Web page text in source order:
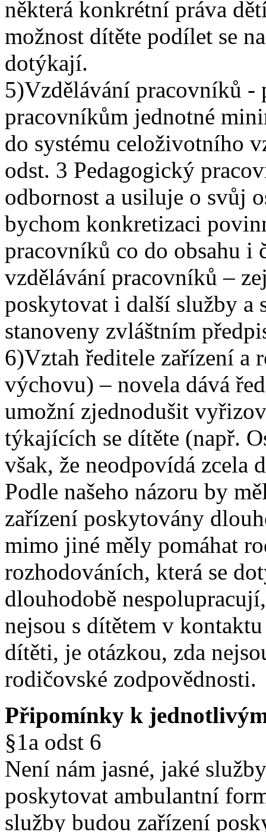
některá konkrétní práva
možnost dítěte podílet se
dotýkají.
5)Vzdělávání pracovníků -
pracovníkům jednotné
do systému celoživotního
odst. 3 Pedagogický
odbornost a usiluje o svůj
bychom konkretizaci
pracovníků co do obsahu i
vzdělávání pracovníků –
poskytovat i další služby a
stanoveny zvláštním
6)Vztah ředitele zařízení a
výchovu) – novela dává
umožní zjednodušit
týkajících se dítěte (např.
však, že neodpovídá zcela
Podle našeho názoru by
zařízení poskytovány
mimo jiné měly pomáhat
rozhodováních, která se
dlouhodobě
nejsou s dítětem v
dítěti, je otázkou, zda
rodičovské zodpovědnosti.
Připomínky k
§1a odst 6
Není nám jasné, jaké
poskytovat ambulantní
služby budou zařízení